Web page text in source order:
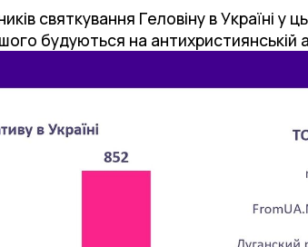
святкування Геловіну в Україні у
будуються на антихристиянській